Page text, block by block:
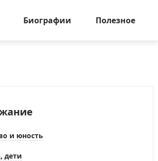
Биографии Полезное
и юность
дети